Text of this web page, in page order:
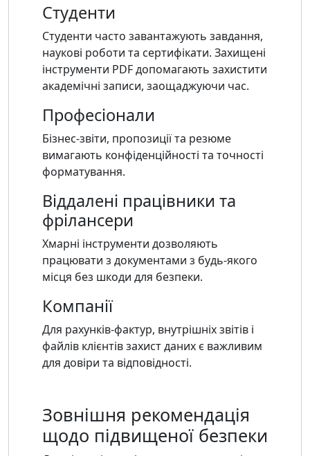
Студенти
Студенти часто завантажують завдання,
наукові роботи та сертифікати. Захищені
інструменти PDF допомагають захистити
академічні записи, заощаджуючи час.
Професіонали
Бізнес-звіти, пропозиції та резюме
вимагають конфіденційності та точності
форматування.
Віддалені працівники та
фрілансери
Хмарні інструменти дозволяють
працювати з документами з будь-якого
місця без шкоди для безпеки.
Компанії
Для рахунків-фактур, внутрішніх звітів і
файлів клієнтів захист даних є важливим
для довіри та відповідності.
Зовнішня рекомендація
щодо підвищеної безпеки